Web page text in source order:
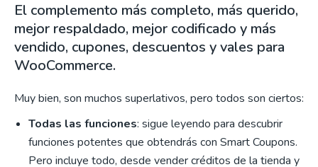
El complemento más completo, más querido,
mejor respaldado, mejor codificado y más
vendido, cupones, descuentos y vales para
WooCommerce.
Muy bien, son muchos superlativos, pero todos son ciertos:
Todas las funciones: sigue leyendo para descubrir
funciones potentes que obtendrás con Smart Coupons.
Pero incluye todo, desde vender créditos de la tienda y